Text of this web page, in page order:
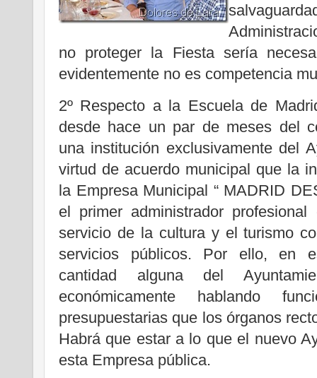
no proteger la Fiesta sería
evidentemente no es competencia
2º Respecto a la Escuela de
desde hace un par de meses del
una institución exclusivamente del
virtud de acuerdo municipal que la
la Empresa Municipal “ MADRID
el primer administrador
servicio de la cultura y el turismo
servicios públicos. Por ello, en
cantidad alguna del
económicamente hablando
presupuestarias que los órganos
Habrá que estar a lo que el nuevo
esta Empresa pública.